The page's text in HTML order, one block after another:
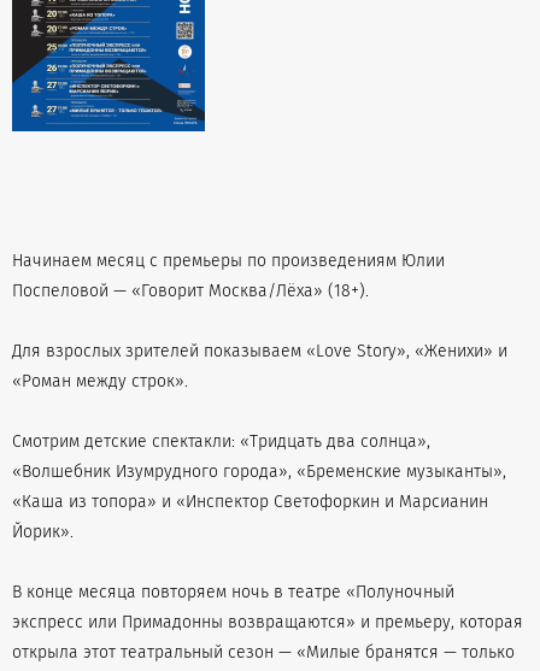
Начинаем месяц с премьеры по произведениям Юлии
Поспеловой — «Говорит Москва/Лёха» (18+).
Для взрослых зрителей показываем «Love Story», «Женихи» и
«Роман между строк».
Смотрим детские спектакли: «Тридцать два солнца»,
«Волшебник Изумрудного города», «Бременские музыканты»,
«Каша из топора» и «Инспектор Светофоркин и Марсианин
Йорик».
В конце месяца повторяем ночь в театре «Полуночный
экспресс или Примадонны возвращаются» и премьеру, которая
открыла этот театральный сезон — «Милые бранятся — только